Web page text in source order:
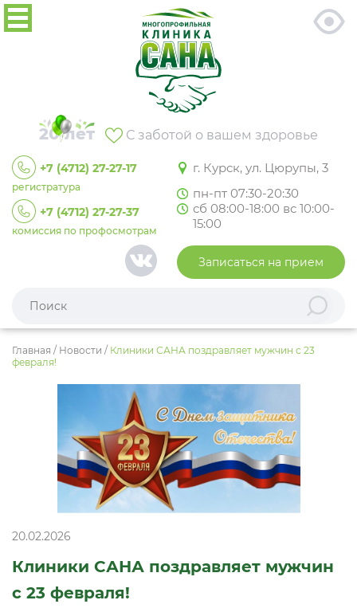
+7 (4712) 27-27-17
регистратура
+7 (4712) 27-27-37
комиссия по профосмотрам
г. Курск, ул. Цюрупы, 3
пн-пт 07:30-20:30
сб 08:00-18:00 вс 10:00-
15:00
Записаться на прием
20 лет С заботой о вашем здоровье
Главная / Новости / Клиники САНА поздравляет мужчин с 23
февраля!
20.02.2026
Клиники САНА поздравляет мужчин
с 23 февраля!